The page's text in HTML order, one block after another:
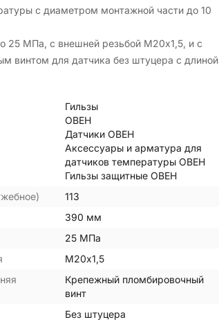
с диаметром монтажной части до 10
25 МПа, с внешней резьбой М20х1,5, и с
винтом для датчика без штуцера с длиной
Гильзы
ОВЕН
Датчики ОВЕН
Аксессуары и арматура для
датчиков температуры ОВЕН
Гильзы защитные ОВЕН
113
390 мм
25 МПа
М20х1,5
Крепежный пломбировочный
винт
Без штуцера